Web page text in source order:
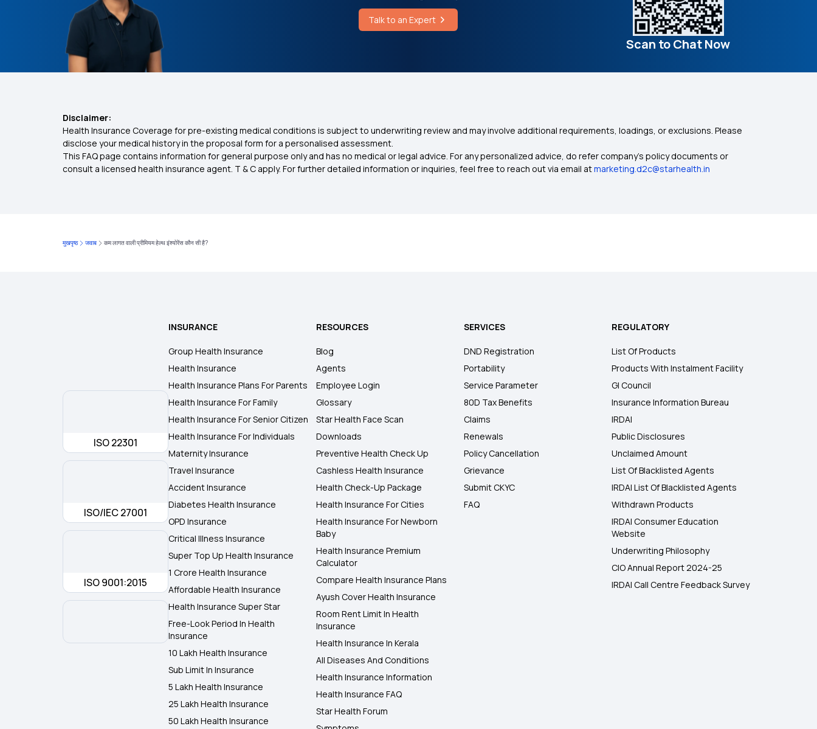
Talk to an Expert
Scan to Chat Now
Disclaimer:
Health Insurance Coverage for pre-existing medical conditions is subject to underwriting review and may involve additional requirements, loadings, or exclusions. Please
disclose your medical history in the proposal form for a personalised assessment.
This FAQ page contains information for general purpose only and has no medical or legal advice. For any personalized advice, do refer company's policy documents or
consult a licensed health insurance agent. T & C apply. For further detailed information or inquiries, feel free to reach out via email atmarketing.d2c@starhealth.in
मुखपृष्ठ जवाब कम लागत वाली प्रीमियम हेल्थ इंश्योरेंस कौन सी है?
ISO 22301
ISO/IEC 27001
ISO 9001:2015
INSURANCE
Group Health Insurance
Health Insurance
Health Insurance Plans For Parents
Health Insurance For Family
Health Insurance For Senior Citizen
Health Insurance For Individuals
Maternity Insurance
Travel Insurance
Accident Insurance
Diabetes Health Insurance
OPD Insurance
Critical Illness Insurance
Super Top Up Health Insurance
1 Crore Health Insurance
Affordable Health Insurance
Health Insurance Super Star
Free-Look Period In Health
Insurance
10 Lakh Health Insurance
Sub Limit In Insurance
5 Lakh Health Insurance
25 Lakh Health Insurance
50 Lakh Health Insurance
RESOURCES
Blog
Agents
Employee Login
Glossary
Star Health Face Scan
Downloads
Preventive Health Check Up
Cashless Health Insurance
Health Check-Up Package
Health Insurance For Cities
Health Insurance For Newborn
Baby
Health Insurance Premium
Calculator
Compare Health Insurance Plans
Ayush Cover Health Insurance
Room Rent Limit In Health
Insurance
Health Insurance In Kerala
All Diseases And Conditions
Health Insurance Information
Health Insurance FAQ
Star Health Forum
SERVICES
DND Registration
Portability
Service Parameter
80D Tax Benefits
Claims
Renewals
Policy Cancellation
Grievance
Submit CKYC
FAQ
REGULATORY
List Of Products
Products With Instalment Facility
GI Council
Insurance Information Bureau
IRDAI
Public Disclosures
Unclaimed Amount
List Of Blacklisted Agents
IRDAI List Of Blacklisted Agents
Withdrawn Products
IRDAI Consumer Education
Website
Underwriting Philosophy
CIO Annual Report 2024-25
IRDAI Call Centre Feedback Survey